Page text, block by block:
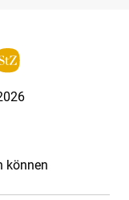
können